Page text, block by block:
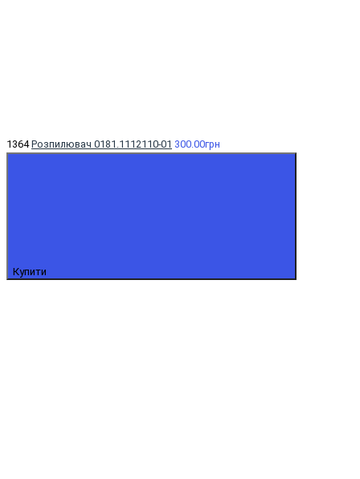
1364 Розпилювач 0181.1112110-01 300.00грн
Купити